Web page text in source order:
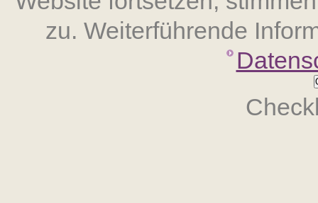
zu. Weiterführende